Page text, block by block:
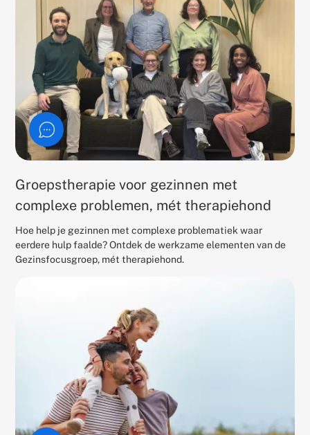
Groepstherapie voor gezinnen met
complexe problemen, mét therapiehond
Hoe help je gezinnen met complexe problematiek waar
eerdere hulp faalde? Ontdek de werkzame elementen van de
Gezinsfocusgroep, mét therapiehond.